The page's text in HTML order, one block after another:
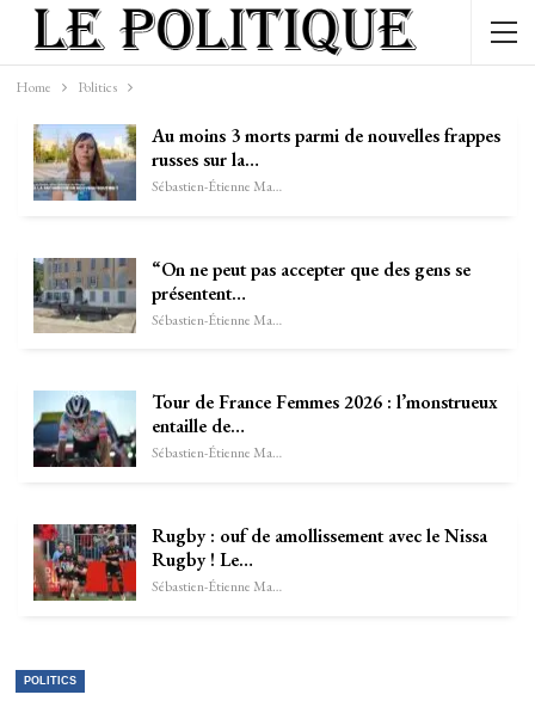
Home Politics
Au moins 3 morts parmi de nouvelles frappes
russes sur la…
Sébastien-Étienne Marechal
“On ne peut pas accepter que des gens se
présentent…
Sébastien-Étienne Marechal
Tour de France Femmes 2026 : l’monstrueux
entaille de…
Sébastien-Étienne Marechal
Rugby : ouf de amollissement avec le Nissa
Rugby ! Le…
Sébastien-Étienne Marechal
POLITICS